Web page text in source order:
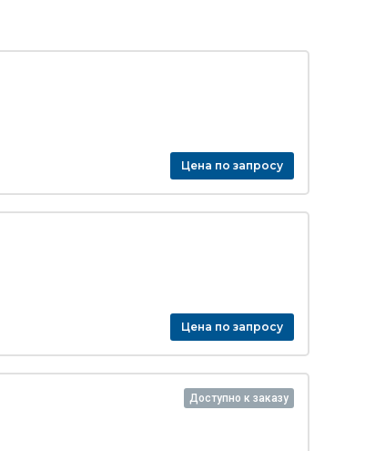
Цена по запросу
Цена по запросу
Доступно к заказу